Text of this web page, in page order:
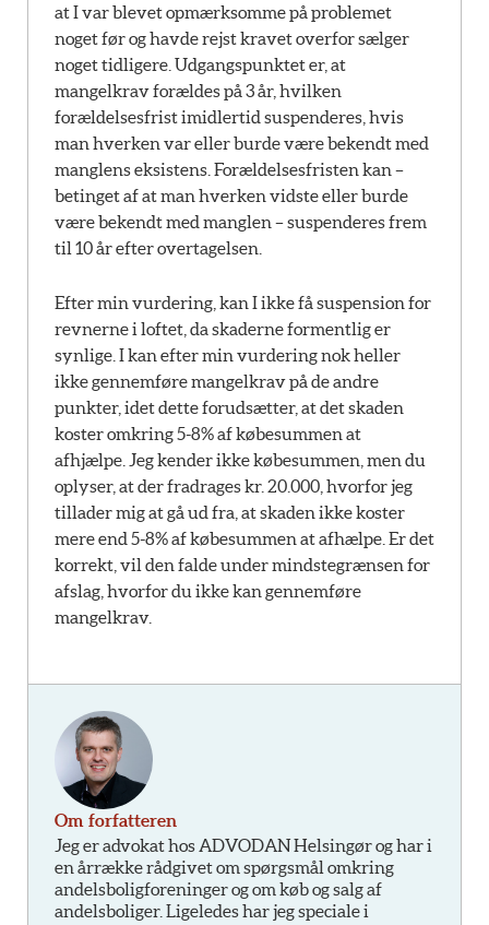
at I var blevet opmærksomme på problemet
noget før og havde rejst kravet overfor sælger
noget tidligere. Udgangspunktet er, at
mangelkrav forældes på 3 år, hvilken
forældelsesfrist imidlertid suspenderes, hvis
man hverken var eller burde være bekendt med
manglens eksistens. Forældelsesfristen kan –
betinget af at man hverken vidste eller burde
være bekendt med manglen – suspenderes frem
til 10 år efter overtagelsen.
Efter min vurdering, kan I ikke få suspension for
revnerne i loftet, da skaderne formentlig er
synlige. I kan efter min vurdering nok heller
ikke gennemføre mangelkrav på de andre
punkter, idet dette forudsætter, at det skaden
koster omkring 5-8% af købesummen at
afhjælpe. Jeg kender ikke købesummen, men du
oplyser, at der fradrages kr. 20.000, hvorfor jeg
tillader mig at gå ud fra, at skaden ikke koster
mere end 5-8% af købesummen at afhælpe. Er det
korrekt, vil den falde under mindstegrænsen for
afslag, hvorfor du ikke kan gennemføre
mangelkrav.
Om forfatteren
Jeg er advokat hos ADVODAN Helsingør og har i
en årrække rådgivet om spørgsmål omkring
andelsboligforeninger og om køb og salg af
andelsboliger. Ligeledes har jeg speciale i